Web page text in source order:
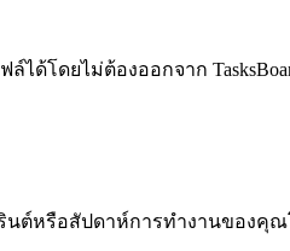
ล์ได้โดยไม่ต้องออกจาก
นต์หรือสัปดาห์การทำงานของคุ